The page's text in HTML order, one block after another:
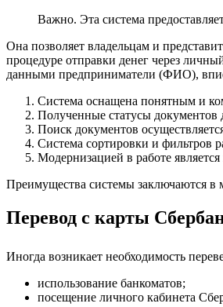
Важно. Эта система
Она позволяет владельцам и
процедуре отправки денег через
данными предприниматели (ФИО),
Система оснащена понятным и
Полученные статусы документов
Поиск документов
Система сортировки и фильтров
Модернизацией в работе
Преимущества системы заключаются в
Перевод с карты
Иногда возникает необходимость
использование банкоматов;
посещение личного кабинета